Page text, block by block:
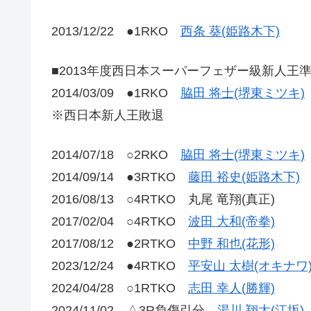
2013/12/22 ●1RKO 西条 葵(姫路木下)
■2013年度西日本スーパーフェザー級新人王
2014/03/09 ●1RKO 脇田 将士(堺東ミツキ)
※西日本新人王敗退
2014/07/18 ○2RKO 脇田 将士(堺東ミツキ)
2014/09/14 ●3RTKO 藤田 裕史(姫路木下)
2016/08/13 ○4RTKO 丸尾 竜翔(真正)
2017/02/04 ○4RTKO 波田 大和(帝拳)
2017/08/12 ●2RTKO 中野 和也(花形)
2023/12/24 ●4RTKO 平安山 太樹(オキナワ)
2024/04/28 ○1RTKO 志田 幸人(勝輝)